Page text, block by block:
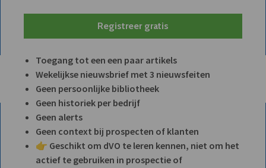
Registreer gratis
Toegang tot een een paar artikels
Wekelijkse nieuwsbrief met 3 nieuwsfeiten
Geen persoonlijke bibliotheek
Geen historiek per bedrijf
Geen alerts
Geen context bij prospecten of klanten
👉 Geschikt om dVO te leren kennen, niet om het
actief te gebruiken in prospectie of